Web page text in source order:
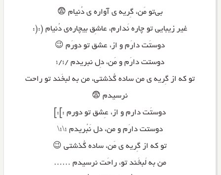
بی‌تو مَن، گِریه ی آواره ی دُنیام 😨
غیر زیبایی تو چاره نَدارم، عاشِق بیچاره‌ی دُنیام (:(:
دوستَت دارَم و از، عشق تو دورَم 😉
دوستت دارَم و مَن، دِل نبریدم /؛/؛
تو که از گِریه ی من ساده گُذشتی، من به لبخَند تو راحت
نرسیدم 😨
دوستَت دارم و از، عِشق تو دورم :]:]
دوستت دارَم و من، دل نَبُریدم ؛\؛\
تو که از گِریه ی مَن، ساده گُذشتی 😉
من به لَبخَند تو، راحَت نرسیدم ……